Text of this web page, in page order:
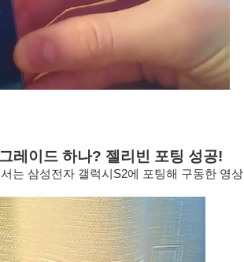
레이드 하나? 젤리빈 포팅 성공!
는 삼성전자 갤럭시S2에 포팅해 구동한 영상